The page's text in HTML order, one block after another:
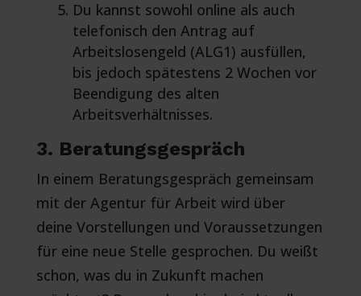
Du kannst sowohl online als auch
telefonisch den Antrag auf
Arbeitslosengeld (ALG1) ausfüllen,
bis jedoch spätestens 2 Wochen vor
Beendigung des alten
Arbeitsverhältnisses.
3. Beratungsgespräch
In einem Beratungsgespräch gemeinsam
mit der Agentur für Arbeit wird über
deine Vorstellungen und Voraussetzungen
für eine neue Stelle gesprochen. Du weißt
schon, was du in Zukunft machen